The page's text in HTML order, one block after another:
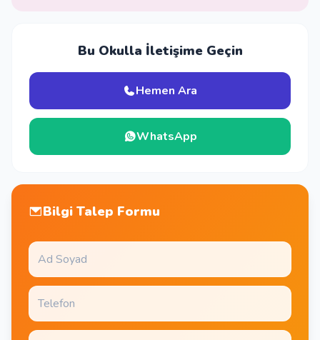
Bu Okulla İletişime Geçin
Hemen Ara
WhatsApp
Bilgi Talep Formu